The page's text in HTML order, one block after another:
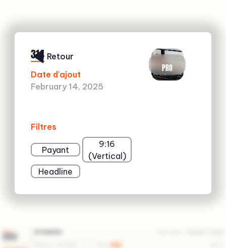
314
Date d'ajout
February 14, 2025
Filtres
Payant
9:16
(Vertical)
Headline
PRO
Retour